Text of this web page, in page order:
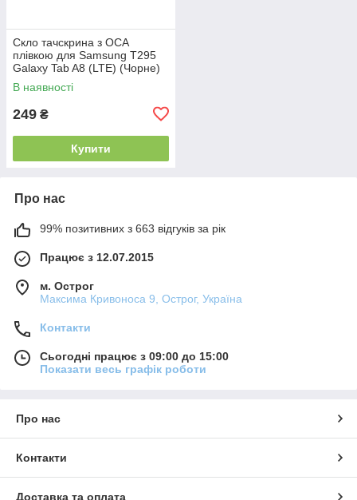
Скло тачскрина з OCA
плівкою для Samsung T295
Galaxy Tab A8 (LTE) (Чорне)
В наявності
249 ₴
Купити
Про нас
99% позитивних з 663 відгуків за рік
Працює з 12.07.2015
м. Острог
Максима Кривоноса 9, Острог, Україна
Контакти
Сьогодні працює з 09:00 до 15:00
Показати весь графік роботи
Про нас
Контакти
Доставка та оплата